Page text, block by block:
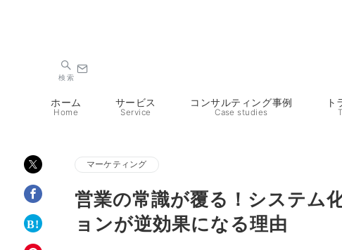
検索
ホーム
Home
サービス
Service
コンサルティング事例
Case studies
ト
マーケティング
営業の常識が覆る！システム
ョンが逆効果になる理由